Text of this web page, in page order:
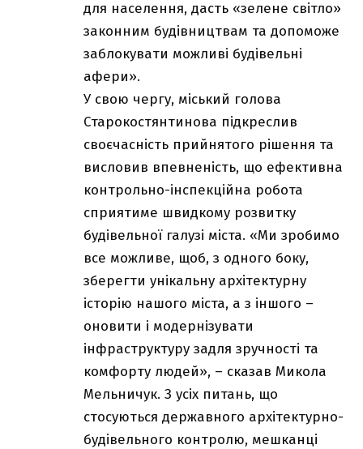
для населення, дасть «зелене світло»
законним будівництвам та допоможе
заблокувати можливі будівельні
афери».
У свою чергу, міський голова
Старокостянтинова підкреслив
своєчасність прийнятого рішення та
висловив впевненість, що ефективна
контрольно-інспекційна робота
сприятиме швидкому розвитку
будівельної галузі міста. «Ми зробимо
все можливе, щоб, з одного боку,
зберегти унікальну архітектурну
історію нашого міста, а з іншого –
оновити і модернізувати
інфраструктуру задля зручності та
комфорту людей», – сказав Микола
Мельничук. З усіх питань, що
стосуються державного архітектурно-
будівельного контролю, мешканці